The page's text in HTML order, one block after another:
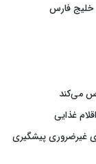
خلیج فارس
می‌کند
غذایی
غیرضروری پیشگیری